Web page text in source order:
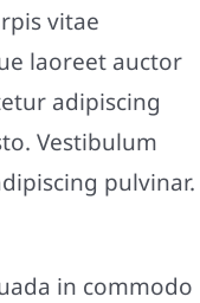
vitae
laoreet auctor
adipiscing
Vestibulum
pulvinar.
in commodo